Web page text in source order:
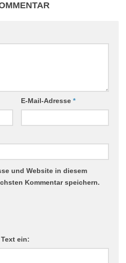
E-Mail-Adresse *
und Website in diesem
Kommentar speichern.
ein: